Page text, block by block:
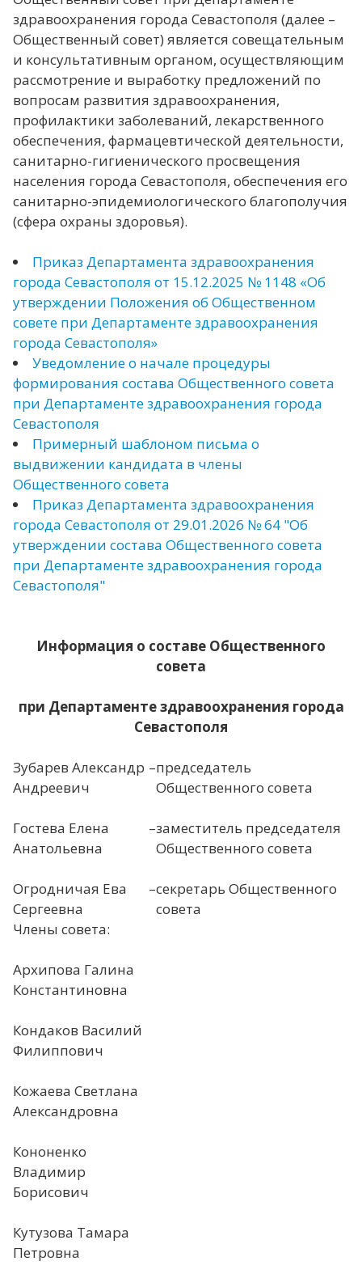
здравоохранения города Севастополя (далее –
Общественный совет) является совещательным
и консультативным органом, осуществляющим
рассмотрение и выработку предложений по
вопросам развития здравоохранения,
профилактики заболеваний, лекарственного
обеспечения, фармацевтической деятельности,
санитарно-гигиенического просвещения
населения города Севастополя, обеспечения его
санитарно-эпидемиологического благополучия
(сфера охраны здоровья).
Приказ Департамента здравоохранения
города Севастополя от 15.12.2025 № 1148 «Об
утверждении Положения об Общественном
совете при Департаменте здравоохранения
города Севастополя»
Уведомление о начале процедуры
формирования состава Общественного совета
при Департаменте здравоохранения города
Севастополя
Примерный шаблоном письма о
выдвижении кандидата в члены
Общественного совета
Приказ Департамента здравоохранения
города Севастополя от 29.01.2026 № 64 "Об
утверждении состава Общественного совета
при Департаменте здравоохранения города
Севастополя"
Информация о составе Общественного
совета
при Департаменте здравоохранения города
Севастополя
Зубарев Александр
Андреевич
–председатель
Общественного совета
Гостева Елена
Анатольевна
–заместитель председателя
Общественного совета
Огродничая Ева
Сергеевна
–секретарь Общественного
совета
Члены совета:
Архипова Галина
Константиновна
Кондаков Василий
Филиппович
Кожаева Светлана
Александровна
Кононенко
Владимир
Борисович
Кутузова Тамара
Петровна